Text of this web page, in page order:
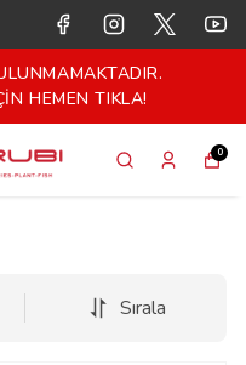
HEMEN TIKLA!
0
Sırala